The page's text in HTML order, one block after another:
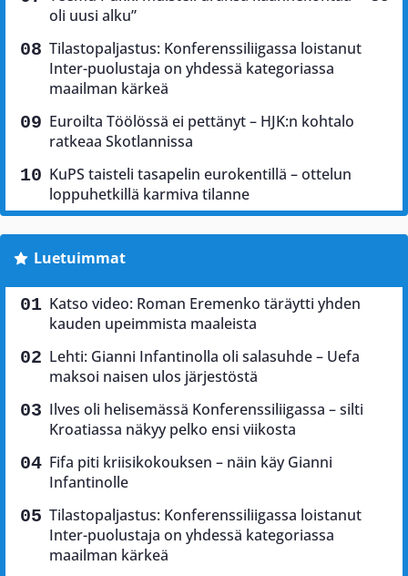
oli uusi alku”
Tilastopaljastus: Konferenssiliigassa loistanut
Inter-puolustaja on yhdessä kategoriassa
maailman kärkeä
Euroilta Töölössä ei pettänyt – HJK:n kohtalo
ratkeaa Skotlannissa
KuPS taisteli tasapelin eurokentillä – ottelun
loppuhetkillä karmiva tilanne
Luetuimmat
Katso video: Roman Eremenko täräytti yhden
kauden upeimmista maaleista
Lehti: Gianni Infantinolla oli salasuhde – Uefa
maksoi naisen ulos järjestöstä
Ilves oli helisemässä Konferenssiliigassa – silti
Kroatiassa näkyy pelko ensi viikosta
Fifa piti kriisikokouksen – näin käy Gianni
Infantinolle
Tilastopaljastus: Konferenssiliigassa loistanut
Inter-puolustaja on yhdessä kategoriassa
maailman kärkeä